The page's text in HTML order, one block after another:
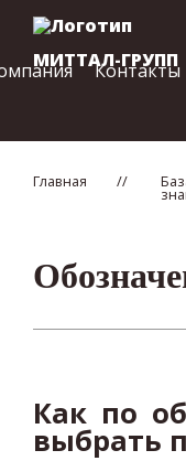
МИТТАЛ-ГРУПП
Контакты
Главная
Как по
выбрать